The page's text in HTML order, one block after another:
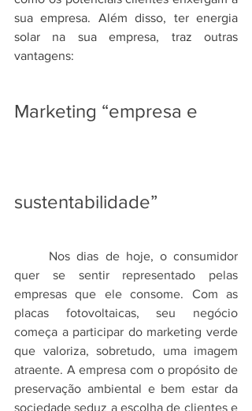
sua empresa. Além disso, ter energia
solar na sua empresa, traz outras
vantagens:
Marketing “empresa e
sustentabilidade”
quer se sentir representado pelas
empresas que ele consome. Com as
placas fotovoltaicas, seu negócio
começa a participar do marketing verde
que valoriza, sobretudo, uma imagem
atraente. A empresa com o propósito de
preservação ambiental e bem estar da
sociedade seduz a escolha de clientes e